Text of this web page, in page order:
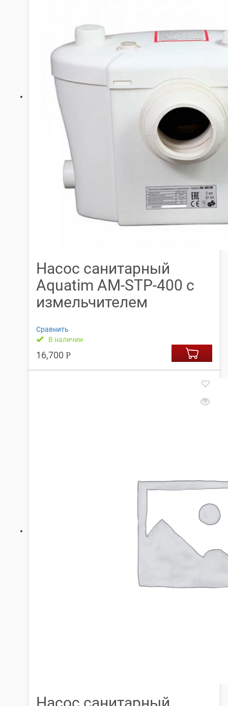
Насос санитарный
Aquatim АМ-STP-400 с
измельчителем
Сравнить
В наличии
16,700 Р